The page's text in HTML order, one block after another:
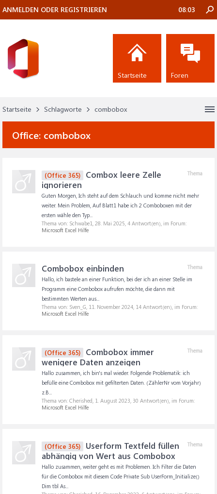
Startseite Schlagworte combobox
Office: combobox
Thema
(Office 365)
Combox leere Zelle
ignorieren
Guten Morgen, Ich steht auf dem Schlauch und komme nicht mehr
weiter. Mein Problem, Auf Blatt1 habe ich 2 Comboboxen mit der
ersten wähle den Typ...
Thema von: Schwabe1, 28. Mai 2025, 4 Antwort(en), im Forum:
Microsoft Excel Hilfe
Thema
Combobox einbinden
Hallo, ich bastele an einer Funktion, bei der ich an einer Stelle im
Programm eine Combobox aufrufen möchte, die dann mit
bestimmten Werten aus...
Thema von: Sven_G, 11. November 2024, 14 Antwort(en), im Forum:
Microsoft Excel Hilfe
Thema
(Office 365)
Combobox immer
wenigere Daten anzeigen
Hallo zusammen, ich bin's mal wieder. Folgende Problematik: ich
befülle eine Combobox mit gefilterten Daten. (ZählerNr vom Vorjahr)
z.B...
Thema von: Cherished, 1. August 2023, 30 Antwort(en), im Forum:
Microsoft Excel Hilfe
Thema
(Office 365)
Userform Textfeld füllen
abhängig von Wert aus Combobox
Hallo zusammen, weiter geht es mit Problemen. Ich Filter die Daten
für die Combobox mit diesem Code Private Sub UserForm_Initialize()
Dim tbl As...
ANMELDEN ODER REGISTRIEREN 08:03
Startseite Foren